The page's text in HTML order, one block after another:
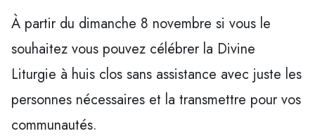
À partir du dimanche 8 novembre si vous le
souhaitez vous pouvez célébrer la Divine
Liturgie à huis clos sans assistance avec juste les
personnes nécessaires et la transmettre pour vos
communautés.